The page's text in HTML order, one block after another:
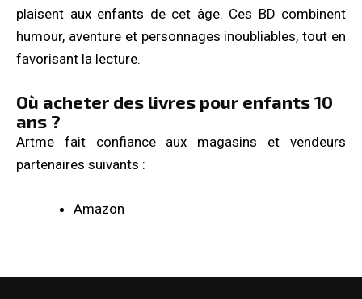
plaisent aux enfants de cet âge. Ces BD combinent
humour, aventure et personnages inoubliables, tout en
favorisant la lecture.
Où acheter des livres pour enfants 10
ans ?
Artme fait confiance aux magasins et vendeurs
partenaires suivants :
Amazon